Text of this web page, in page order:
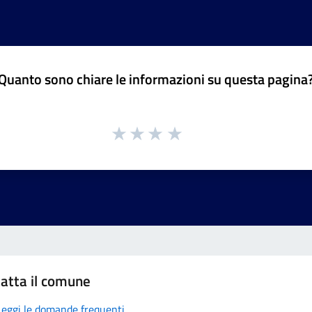
sono chiare le informazioni su questa
il comune